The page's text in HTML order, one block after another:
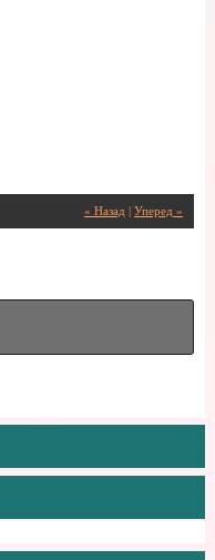
« Назад Уперед »